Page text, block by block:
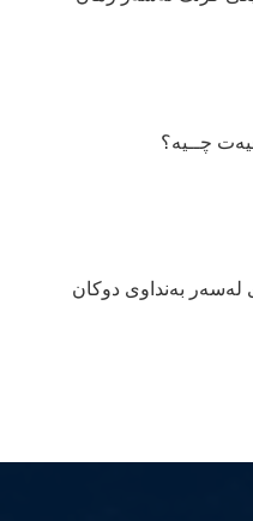
چــیە؟
لەسەر بەنداوی دوكان